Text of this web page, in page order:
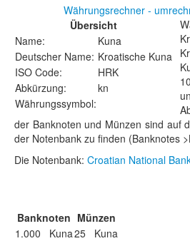
Währungsrechner -
Übersicht
Name:
Kuna
Deutscher Name: Kroatische Kuna
ISO Code:
HRK
Abkürzung:
kn
Währungssymbol:
der Banknoten und Münzen sind auf
der Notenbank zu finden (Banknotes
Die Notenbank: Croatian National
Banknoten Münzen
1.000 Kuna25 Kuna